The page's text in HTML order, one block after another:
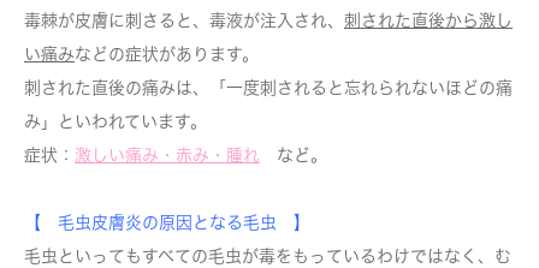
毒棘が皮膚に刺さると、毒液が注入され、 刺された直後から激し
い痛みなどの症状があります。
刺された直後の痛みは、「一度刺されると忘れられないほどの痛
み」といわれています。
症状： 激しい痛み・赤み・腫れ など。
【 毛虫皮膚炎の原因となる毛虫 】
毛虫といってもすべての毛虫が毒をもっているわけではなく、む